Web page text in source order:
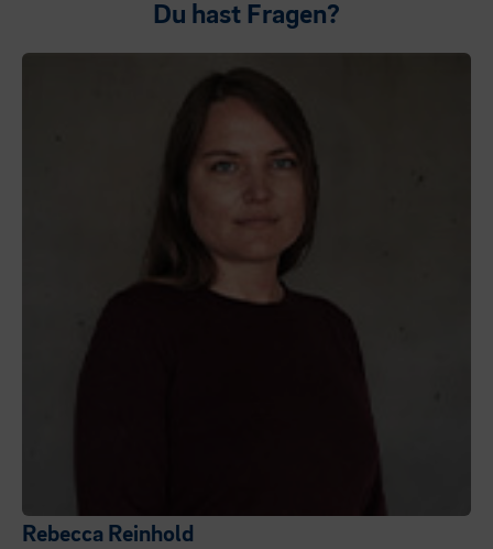
Du hast Fragen?
Rebecca Reinhold